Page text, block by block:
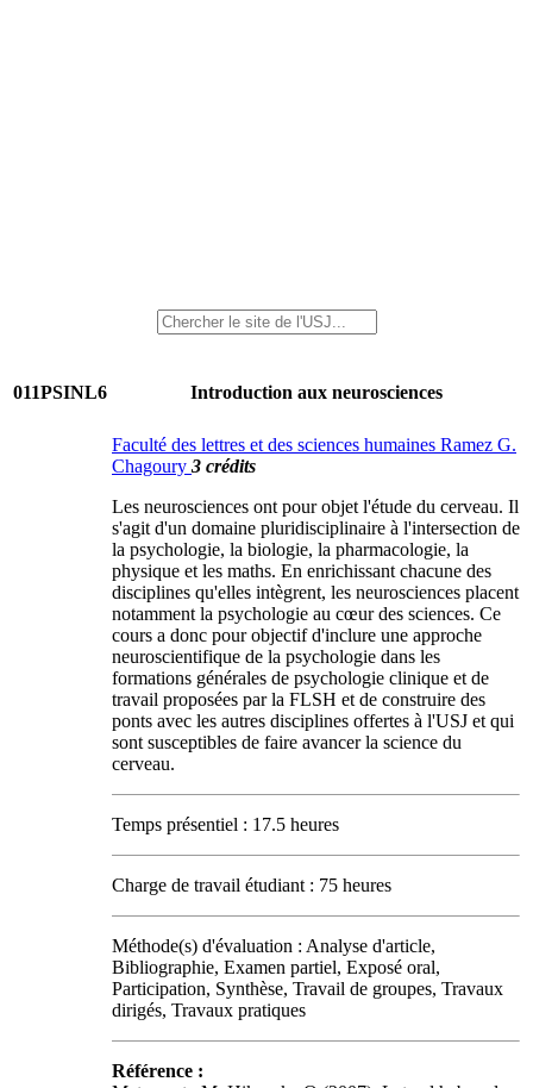
011PSINL6 Introduction aux neurosciences
Faculté des lettres et des sciences humaines Ramez G.
Chagoury 3 crédits
Les neurosciences ont pour objet l'étude du cerveau. Il
s'agit d'un domaine pluridisciplinaire à l'intersection de
la psychologie, la biologie, la pharmacologie, la
physique et les maths. En enrichissant chacune des
disciplines qu'elles intègrent, les neurosciences placent
notamment la psychologie au cœur des sciences. Ce
cours a donc pour objectif d'inclure une approche
neuroscientifique de la psychologie dans les
formations générales de psychologie clinique et de
travail proposées par la FLSH et de construire des
ponts avec les autres disciplines offertes à l'USJ et qui
sont susceptibles de faire avancer la science du
cerveau.
Temps présentiel : 17.5 heures
Charge de travail étudiant : 75 heures
Méthode(s) d'évaluation : Analyse d'article,
Bibliographie, Examen partiel, Exposé oral,
Participation, Synthèse, Travail de groupes, Travaux
dirigés, Travaux pratiques
Référence :